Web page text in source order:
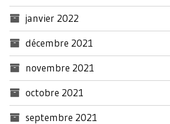
janvier 2022
décembre 2021
novembre 2021
octobre 2021
septembre 2021